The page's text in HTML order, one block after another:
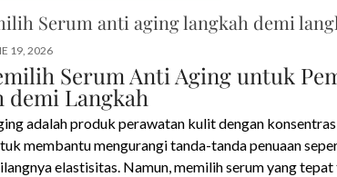
Serum anti aging langkah demi
19, 2026
Serum Anti Aging untuk
demi Langkah
adalah produk perawatan kulit dengan
membantu mengurangi tanda-tanda penuaan
elastisitas. Namun, memilih serum yang